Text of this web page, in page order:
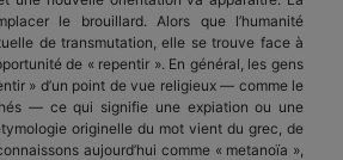
le brouillard. Alors que l’humanité
de transmutation, elle se trouve face à
de « repentir ». En général, les gens
» d’un point de vue religieux — comme le
— ce qui signifie une expiation ou une
originelle du mot vient du grec, de
aujourd’hui comme « metanoïa »,